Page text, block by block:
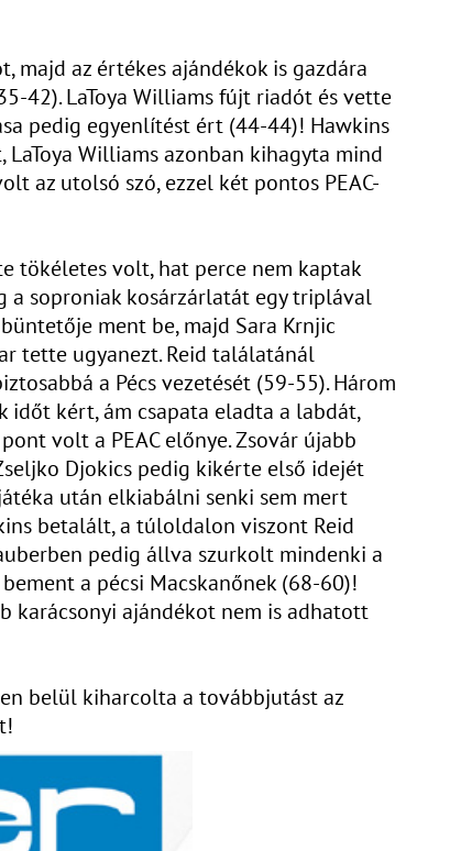
majd az értékes ajándékok is gazdára
42). LaToya Williams fújt riadót és vette
pedig egyenlítést ért (44-44)! Hawkins
Williams azonban kihagyta mind
az utolsó szó, ezzel két pontos PEAC-
tökéletes volt, hat perce nem kaptak
a soproniak kosárzárlatát egy triplával
ment be, majd Sara Krnjic
tette ugyanezt. Reid találatánál
a Pécs vezetését (59-55). Három
időt kért, ám csapata eladta a labdát,
volt a PEAC előnye. Zsovár újabb
Djokics pedig kikérte első idejét
után elkiabálni senki sem mert
betalált, a túloldalon viszont Reid
pedig állva szurkolt mindenki a
a pécsi Macskanőnek (68-60)!
karácsonyi ajándékot nem is adhatott
belül kiharcolta a továbbjutást az